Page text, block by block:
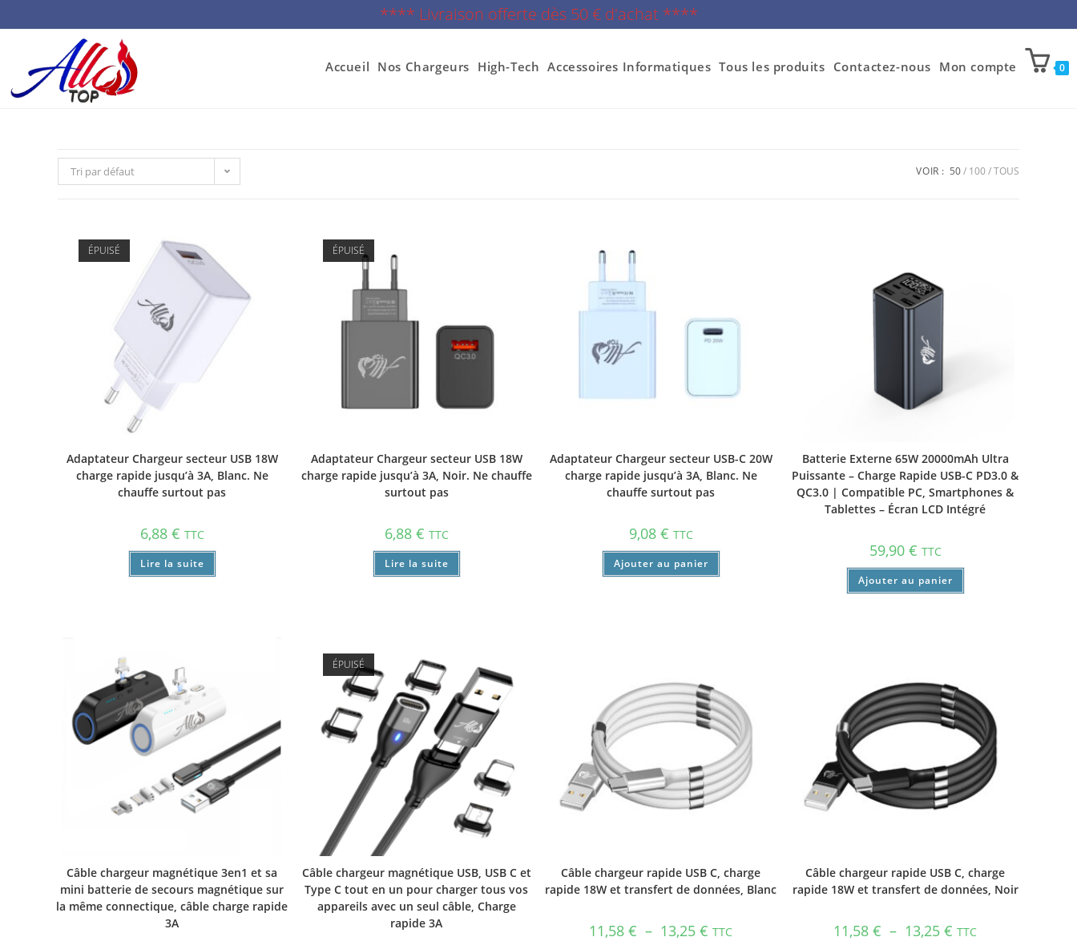
**** Livraison offerte dès 50 € d'achat ****
Accueil Nos Chargeurs High-Tech Accessoires Informatiques Tous les produits Contactez-nous Mon compte 0
Tri par défaut VOIR : 50 100 TOUS
ÉPUISÉ
Adaptateur Chargeur secteur USB 18W
charge rapide jusqu’à 3A, Blanc. Ne
chauffe surtout pas
6,88 € TTC
Lire la suite
ÉPUISÉ
Adaptateur Chargeur secteur USB 18W
charge rapide jusqu’à 3A, Noir. Ne chauffe
surtout pas
6,88 € TTC
Lire la suite
Adaptateur Chargeur secteur USB-C 20W
charge rapide jusqu’à 3A, Blanc. Ne
chauffe surtout pas
9,08 € TTC
Ajouter au panier
Batterie Externe 65W 20000mAh Ultra
Puissante – Charge Rapide USB-C PD3.0 &
QC3.0 | Compatible PC, Smartphones &
Tablettes – Écran LCD Intégré
59,90 € TTC
Ajouter au panier
Câble chargeur magnétique 3en1 et sa
mini batterie de secours magnétique sur
la même connectique, câble charge rapide
3A
ÉPUISÉ
Câble chargeur magnétique USB, USB C et
Type C tout en un pour charger tous vos
appareils avec un seul câble, Charge
rapide 3A
Câble chargeur rapide USB C, charge
rapide 18W et transfert de données, Blanc
11,58 € – 13,25 € TTC
Câble chargeur rapide USB C, charge
rapide 18W et transfert de données, Noir
11,58 € – 13,25 € TTC